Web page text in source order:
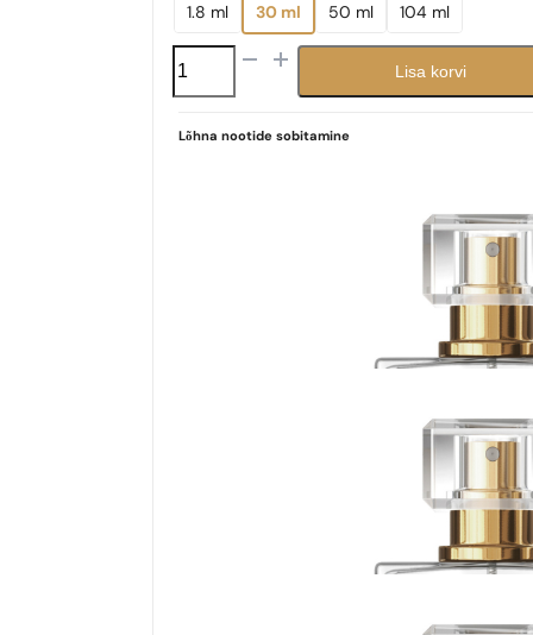
1.8 ml 30 ml 50 ml 104 ml
235
kogus
Lisa korvi
Lõhna nootide sobitamine